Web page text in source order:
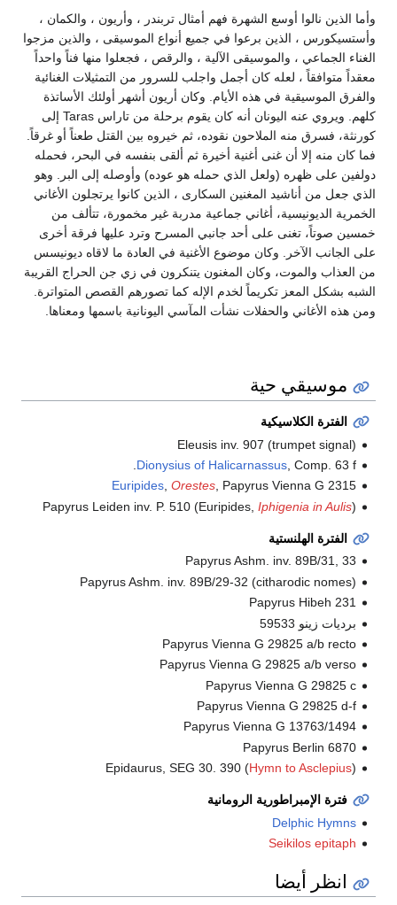
وأما الذين نالوا أوسع الشهرة فهم أمثال تربندر ، وأريون ، والكمان ،
وأستسيكورس ، الذين برعوا في جميع أنواع الموسيقى ، والذين مزجوا
الغناء الجماعي ، والموسيقى الآلية ، والرقص ، فجعلوا منها فناً واحداً
معقداً متوافقاً ، لعله كان أجمل واجلب للسرور من التمثيلات الغنائية
والفرق الموسيقية في هذه الأيام. وكان أريون أشهر أولئك الأساتذة
كلهم. ويروي عنه اليونان أنه كان يقوم برحلة من تاراس Taras إلى
كورنثة، فسرق منه الملاحون نقوده، ثم خيروه بين القتل طعناً أو غرقاً.
فما كان منه إلا أن غنى أغنية أخيرة ثم ألقى بنفسه في البحر، فحمله
دولفين على ظهره (ولعل الذي حمله هو عوده) وأوصله إلى البر. وهو
الذي جعل من أناشيد المغنين السكارى ، الذين كانوا يرتجلون الأغاني
الخمرية الديونيسية، أغاني جماعية مدربة غير مخمورة، تتألف من
خمسين صوتاً، تغنى على أحد جانبي المسرح وترد عليها فرقة أخرى
على الجانب الآخر. وكان موضوع الأغنية في العادة ما لاقاه ديونيسس
من العذاب والموت، وكان المغنون يتنكرون في زي جن الحراج القريبة
الشبه بشكل المعز تكريماً لخدم الإله كما تصورهم القصص المتواترة.
ومن هذه الأغاني والحفلات نشأت المآسي اليونانية باسمها ومعناها.
موسيقي حية
الفترة الكلاسيكية
Eleusis inv. 907 (trumpet signal)
Dionysius of Halicarnassus, Comp. 63 f.
Euripides, Orestes, Papyrus Vienna G 2315
Papyrus Leiden inv. P. 510 (Euripides, Iphigenia in Aulis)
الفترة الهلنستية
Papyrus Ashm. inv. 89B/31, 33
Papyrus Ashm. inv. 89B/29-32 (citharodic nomes)
Papyrus Hibeh 231
برديات زينو 59533
Papyrus Vienna G 29825 a/b recto
Papyrus Vienna G 29825 a/b verso
Papyrus Vienna G 29825 c
Papyrus Vienna G 29825 d-f
Papyrus Vienna G 13763/1494
Papyrus Berlin 6870
Epidaurus, SEG 30. 390 (Hymn to Asclepius)
فترة الإمبراطورية الرومانية
Delphic Hymns
Seikilos epitaph
انظر أيضا